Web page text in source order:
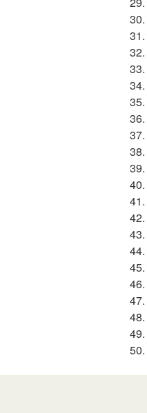
30.
31.
32.
33.
34.
35.
36.
37.
38.
39.
40.
41.
42.
43.
44.
45.
46.
47.
48.
49.
50.